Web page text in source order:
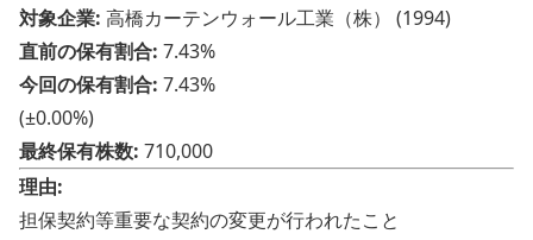
対象企業: 高橋カーテンウォール工業（株） (1994)
直前の保有割合: 7.43%
今回の保有割合: 7.43%
(±0.00%)
最終保有株数: 710,000
理由:
担保契約等重要な契約の変更が行われたこと